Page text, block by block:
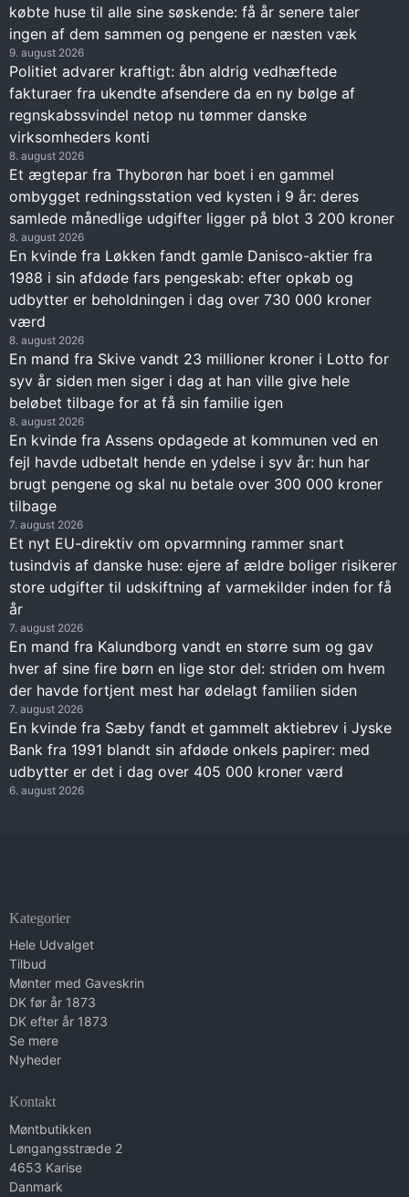
købte huse til alle sine søskende: få år senere taler
ingen af dem sammen og pengene er næsten væk
9. august 2026
Politiet advarer kraftigt: åbn aldrig vedhæftede
fakturaer fra ukendte afsendere da en ny bølge af
regnskabssvindel netop nu tømmer danske
virksomheders konti
8. august 2026
Et ægtepar fra Thyborøn har boet i en gammel
ombygget redningsstation ved kysten i 9 år: deres
samlede månedlige udgifter ligger på blot 3 200 kroner
8. august 2026
En kvinde fra Løkken fandt gamle Danisco-aktier fra
1988 i sin afdøde fars pengeskab: efter opkøb og
udbytter er beholdningen i dag over 730 000 kroner
værd
8. august 2026
En mand fra Skive vandt 23 millioner kroner i Lotto for
syv år siden men siger i dag at han ville give hele
beløbet tilbage for at få sin familie igen
8. august 2026
En kvinde fra Assens opdagede at kommunen ved en
fejl havde udbetalt hende en ydelse i syv år: hun har
brugt pengene og skal nu betale over 300 000 kroner
tilbage
7. august 2026
Et nyt EU-direktiv om opvarmning rammer snart
tusindvis af danske huse: ejere af ældre boliger risikerer
store udgifter til udskiftning af varmekilder inden for få
år
7. august 2026
En mand fra Kalundborg vandt en større sum og gav
hver af sine fire børn en lige stor del: striden om hvem
der havde fortjent mest har ødelagt familien siden
7. august 2026
En kvinde fra Sæby fandt et gammelt aktiebrev i Jyske
Bank fra 1991 blandt sin afdøde onkels papirer: med
udbytter er det i dag over 405 000 kroner værd
6. august 2026
Kategorier
Hele Udvalget
Tilbud
Mønter med Gaveskrin
DK før år 1873
DK efter år 1873
Se mere
Nyheder
Kontakt
Møntbutikken
Løngangsstræde 2
4653 Karise
Danmark